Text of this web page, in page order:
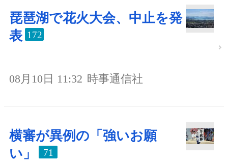
琵琶湖で花火大会、中止を発
表 172
08月10日 11:32 時事通信社
横審が異例の「強いお願
い」
71